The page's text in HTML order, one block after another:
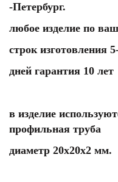
-Петербург.
любое изделие по
строк изготовления
дней гарантия 10 лет
в изделие
профильная труба
диаметр 20х20х2 мм.